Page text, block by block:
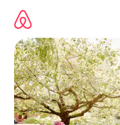
sadržaj